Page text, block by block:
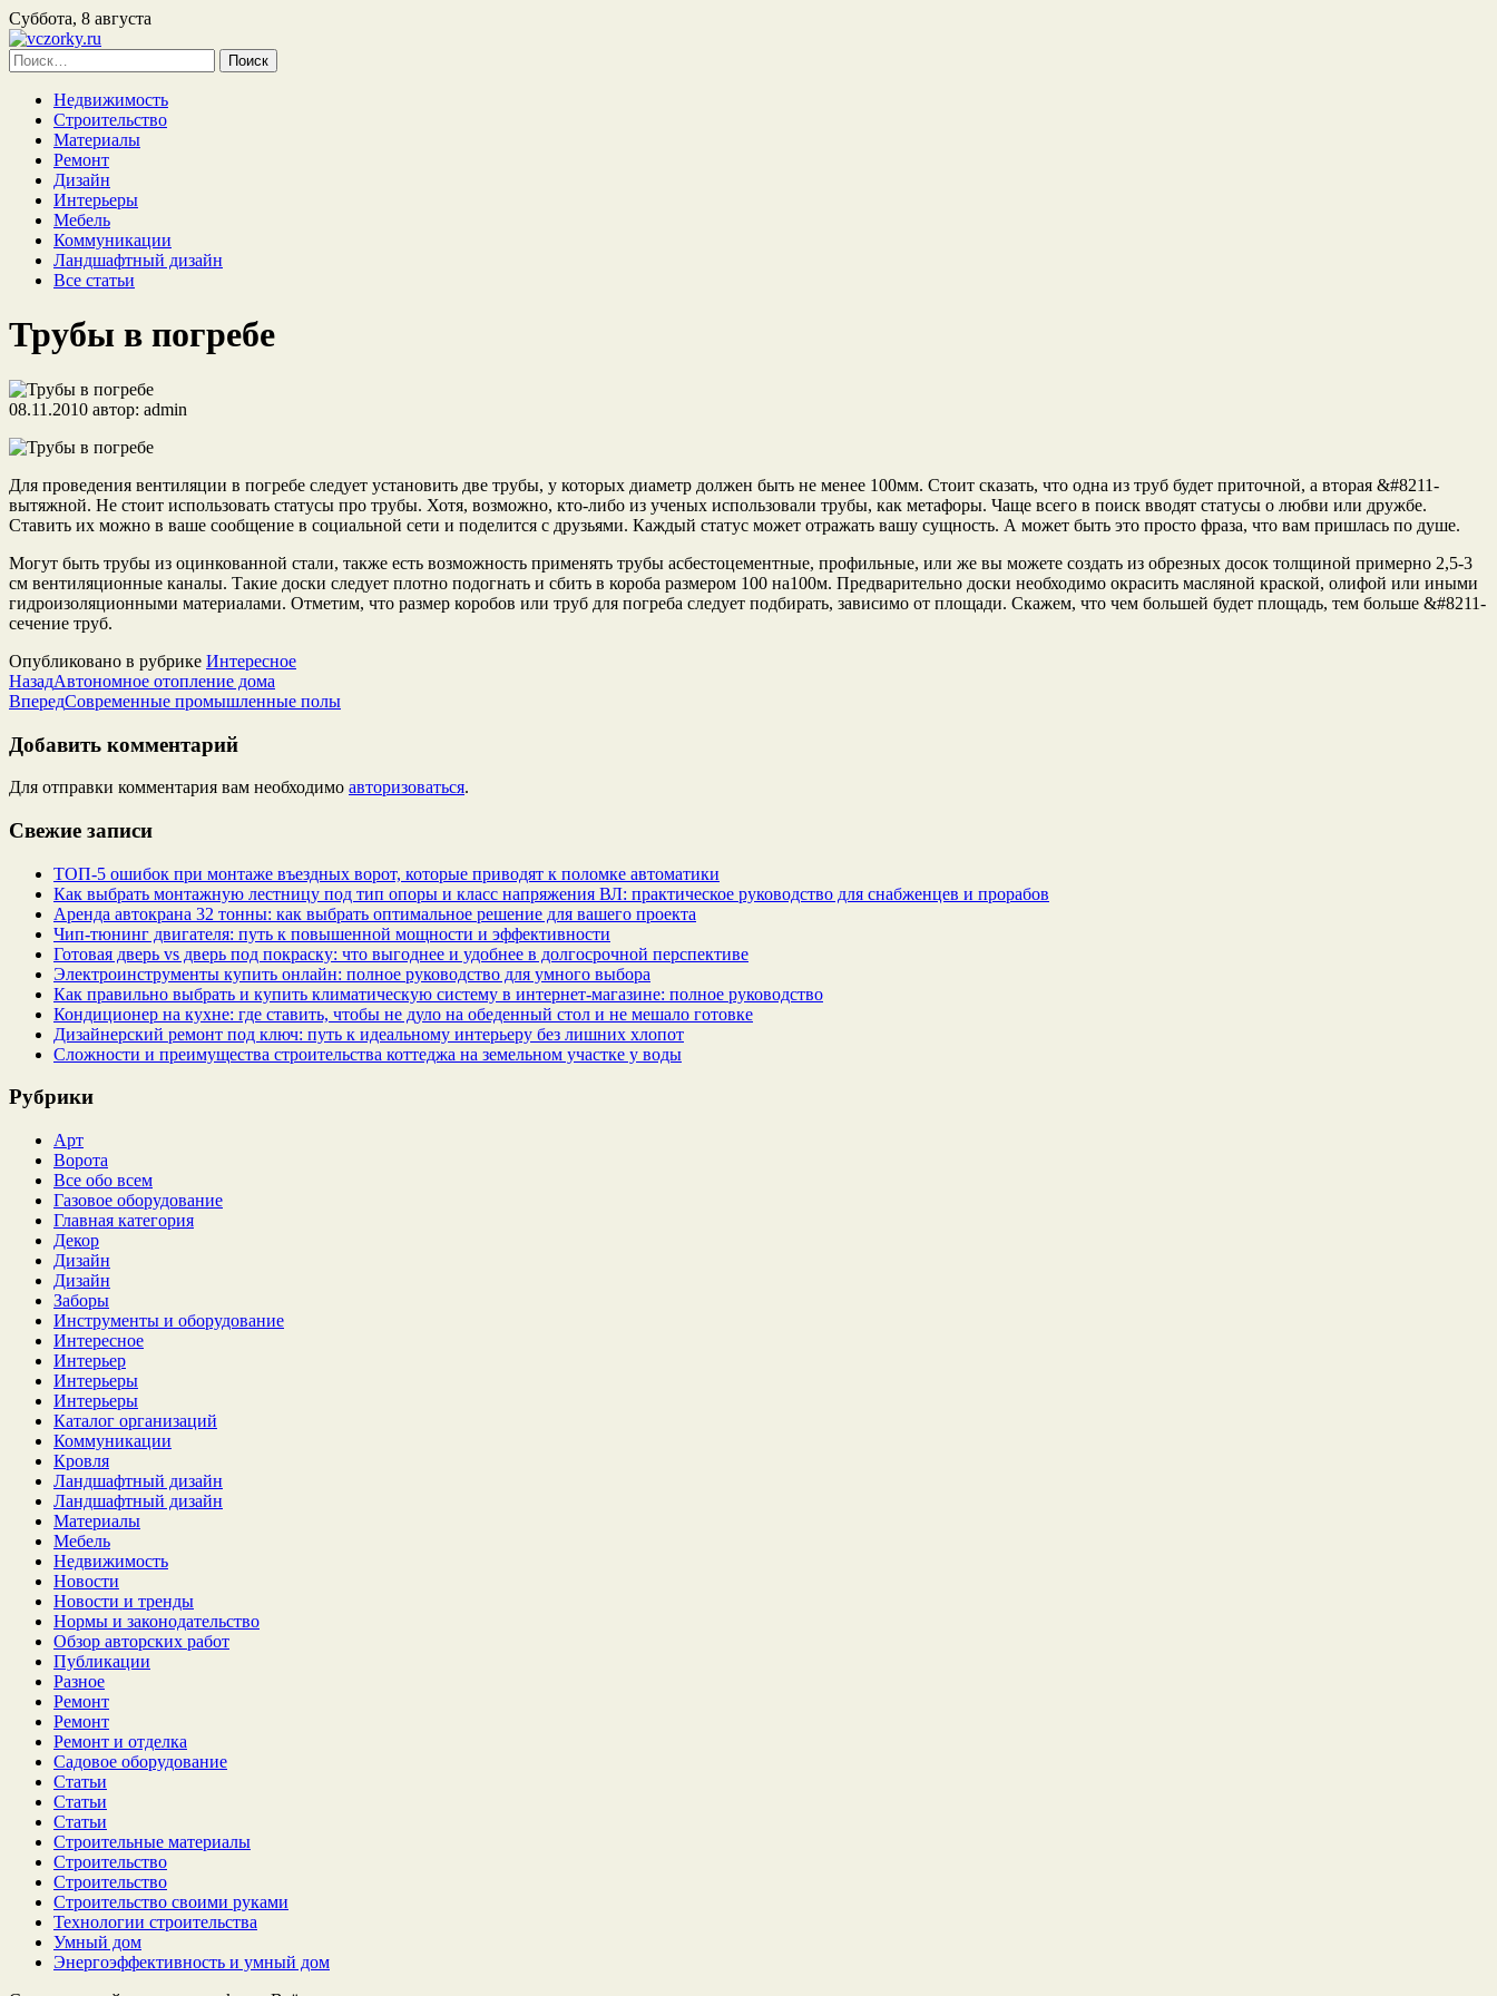
Суббота, 8 августа
Найти:
Недвижимость
Строительство
Материалы
Ремонт
Дизайн
Интерьеры
Мебель
Коммуникации
Ландшафтный дизайн
Все статьи
Трубы в погребе
08.11.2010 автор: admin
Для проведения вентиляции в погребе следует установить две трубы, у которых диаметр должен быть не менее 100мм. Стоит сказать, что одна из труб будет приточной, а вторая &#8211-
вытяжной. Не стоит использовать статусы про трубы. Хотя, возможно, кто-либо из ученых использовали трубы, как метафоры. Чаще всего в поиск вводят статусы о любви или дружбе.
Ставить их можно в ваше сообщение в социальной сети и поделится с друзьями. Каждый статус может отражать вашу сущность. А может быть это просто фраза, что вам пришлась по душе.
Могут быть трубы из оцинкованной стали, также есть возможность применять трубы асбестоцементные, профильные, или же вы можете создать из обрезных досок толщиной примерно 2,5-3
см вентиляционные каналы. Такие доски следует плотно подогнать и сбить в короба размером 100 на100м. Предварительно доски необходимо окрасить масляной краской, олифой или иными
гидроизоляционными материалами. Отметим, что размер коробов или труб для погреба следует подбирать, зависимо от площади. Скажем, что чем большей будет площадь, тем больше &#8211-
сечение труб.
Опубликовано в рубрике Интересное
НазадАвтономное отопление дома
ВпередСовременные промышленные полы
Добавить комментарий
Для отправки комментария вам необходимо авторизоваться.
Свежие записи
ТОП-5 ошибок при монтаже въездных ворот, которые приводят к поломке автоматики
Как выбрать монтажную лестницу под тип опоры и класс напряжения ВЛ: практическое руководство для снабженцев и прорабов
Аренда автокрана 32 тонны: как выбрать оптимальное решение для вашего проекта
Чип‑тюнинг двигателя: путь к повышенной мощности и эффективности
Готовая дверь vs дверь под покраску: что выгоднее и удобнее в долгосрочной перспективе
Электроинструменты купить онлайн: полное руководство для умного выбора
Как правильно выбрать и купить климатическую систему в интернет‑магазине: полное руководство
Кондиционер на кухне: где ставить, чтобы не дуло на обеденный стол и не мешало готовке
Дизайнерский ремонт под ключ: путь к идеальному интерьеру без лишних хлопот
Сложности и преимущества строительства коттеджа на земельном участке у воды
Рубрики
Арт
Ворота
Все обо всем
Газовое оборудование
Главная категория
Декор
Дизайн
Дизайн
Заборы
Инструменты и оборудование
Интересное
Интерьер
Интерьеры
Интерьеры
Каталог организаций
Коммуникации
Кровля
Ландшафтный дизайн
Ландшафтный дизайн
Материалы
Мебель
Недвижимость
Новости
Новости и тренды
Нормы и законодательство
Обзор авторских работ
Публикации
Разное
Ремонт
Ремонт
Ремонт и отделка
Садовое оборудование
Статьи
Статьи
Статьи
Строительные материалы
Строительство
Строительство
Строительство своими руками
Технологии строительства
Умный дом
Энергоэффективность и умный дом